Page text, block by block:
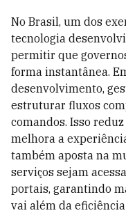
No Brasil, um dos
tecnologia
permitir que
forma instantânea.
desenvolvimento,
estruturar fluxos
comandos. Isso
melhora a
também aposta na
serviços sejam
portais, garantindo
vai além da